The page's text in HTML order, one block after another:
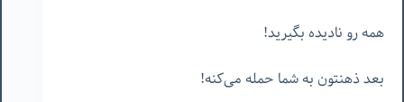
همه رو نادیده بگیرید!
بعد ذهنتون به شما حمله می‌کنه!